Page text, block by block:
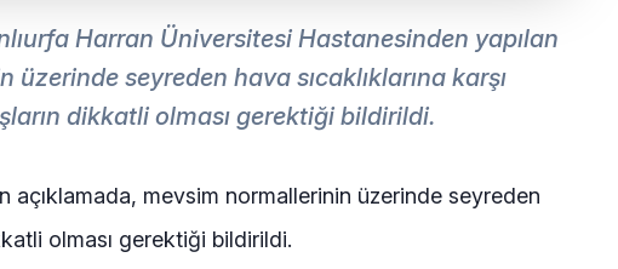
Harran Üniversitesi Hastanesinden yapılan
seyreden hava sıcaklıklarına karşı
dikkatli olması gerektiği bildirildi.
açıklamada, mevsim normallerinin üzerinde seyreden
olması gerektiği bildirildi.